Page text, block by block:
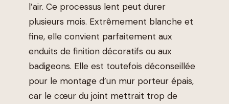
l’air. Ce processus lent peut durer
plusieurs mois. Extrêmement blanche et
fine, elle convient parfaitement aux
enduits de finition décoratifs ou aux
badigeons. Elle est toutefois déconseillée
pour le montage d’un mur porteur épais,
car le cœur du joint mettrait trop de